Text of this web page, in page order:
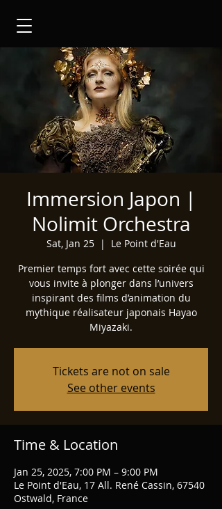
Immersion Japon |
Nolimit Orchestra
Sat, Jan 25
  |
Le Point d'Eau
Premier temps fort avec cette soirée qui
vous invite à plonger dans l’univers
inspirant des films d’animation du
mythique réalisateur japonais Hayao
Miyazaki.
Tickets are not on sale
See other events
Time & Location
Jan 25, 2025, 7:00 PM – 9:00 PM
Le Point d'Eau, 17 All. René Cassin, 67540
Ostwald, France